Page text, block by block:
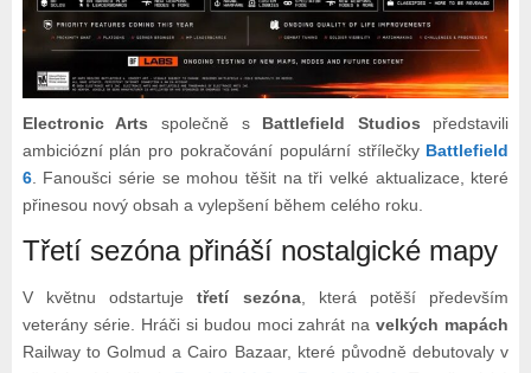
Electronic Arts společně s Battlefield Studios představili
ambiciózní plán pro pokračování populární střílečky Battlefield
6. Fanoušci série se mohou těšit na tři velké aktualizace, které
přinesou nový obsah a vylepšení během celého roku.
Třetí sezóna přináší nostalgické mapy
V květnu odstartujetřetí sezóna, která potěší především
veterány série. Hráči si budou moci zahrát navelkých mapách
Railway to Golmud a Cairo Bazaar, které původně debutovaly v